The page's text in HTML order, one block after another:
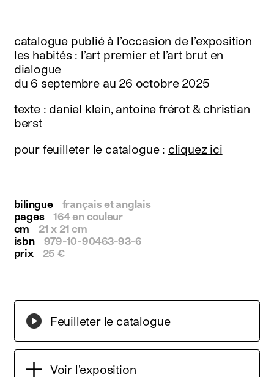
twitter
linkedin
youtube
newsletter
english
catalogue publié à l’occasion de l’exposition
les habités : l’art premier et l’art brut en
dialogue
du 6 septembre au 26 octobre 2025
texte : daniel klein, antoine frérot & christian
berst
pour feuilleter le catalogue : cliquez ici
bilingue
français et anglais
pages
164 en couleur
cm
21 x 21 cm
isbn
979-10-90463-93-6
prix
25 €
Feuilleter le catalogue
Voir l’exposition